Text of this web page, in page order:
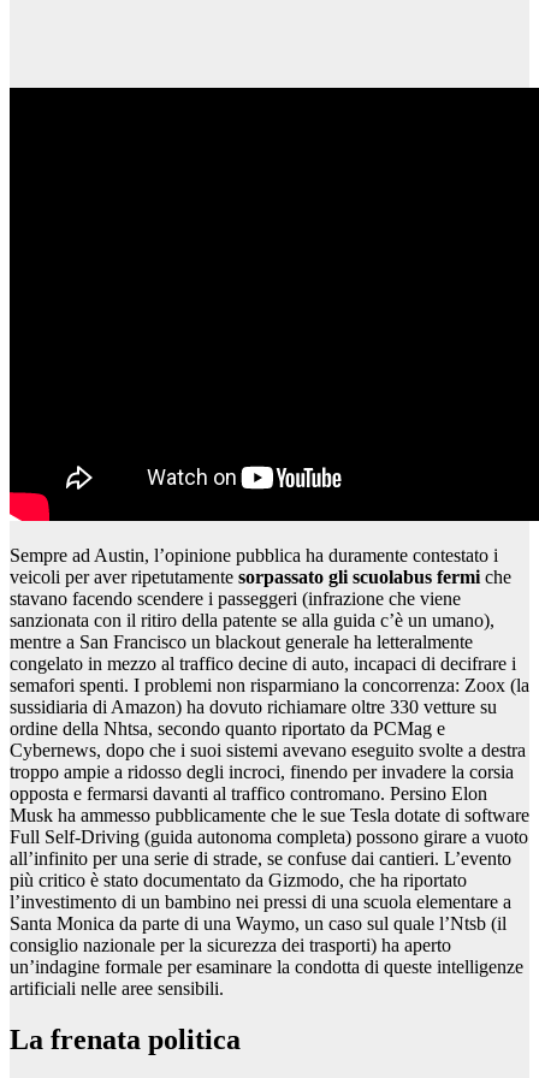
Sempre ad Austin, l’opinione pubblica ha duramente contestato i
veicoli per aver ripetutamente sorpassato gli scuolabus fermi che
stavano facendo scendere i passeggeri (infrazione che viene
sanzionata con il ritiro della patente se alla guida c’è un umano),
mentre a San Francisco un blackout generale ha letteralmente
congelato in mezzo al traffico decine di auto, incapaci di decifrare i
semafori spenti. I problemi non risparmiano la concorrenza: Zoox (la
sussidiaria di Amazon) ha dovuto richiamare oltre 330 vetture su
ordine della Nhtsa, secondo quanto riportato da PCMag e
Cybernews, dopo che i suoi sistemi avevano eseguito svolte a destra
troppo ampie a ridosso degli incroci, finendo per invadere la corsia
opposta e fermarsi davanti al traffico contromano. Persino Elon
Musk ha ammesso pubblicamente che le sue Tesla dotate di software
Full Self-Driving (guida autonoma completa) possono girare a vuoto
all’infinito per una serie di strade, se confuse dai cantieri. L’evento
più critico è stato documentato da Gizmodo, che ha riportato
l’investimento di un bambino nei pressi di una scuola elementare a
Santa Monica da parte di una Waymo, un caso sul quale l’Ntsb (il
consiglio nazionale per la sicurezza dei trasporti) ha aperto
un’indagine formale per esaminare la condotta di queste intelligenze
artificiali nelle aree sensibili.
La frenata politica